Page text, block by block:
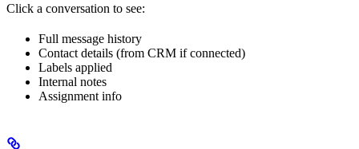
Click a conversation to see:
Full message history
Contact details (from CRM if connected)
Labels applied
Internal notes
Assignment info